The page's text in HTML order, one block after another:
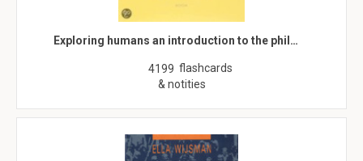
Exploring humans an introduction to the phil…
4199 flashcards
& notities